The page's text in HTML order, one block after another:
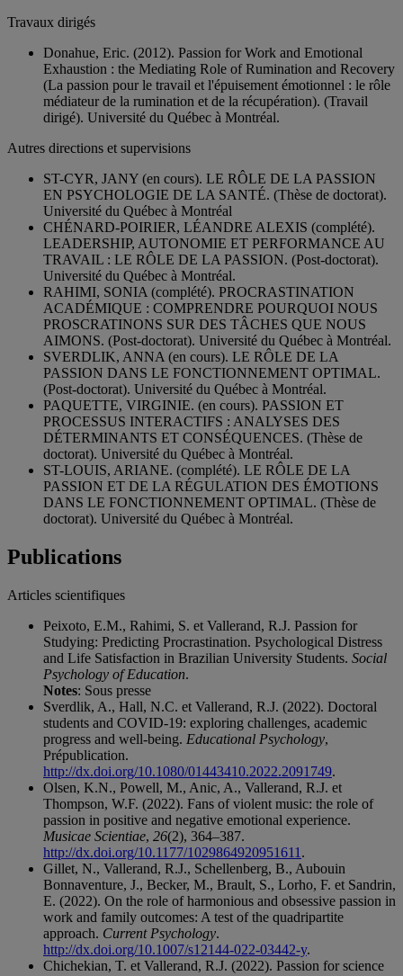
Travaux dirigés
Donahue, Eric. (2012). Passion for Work and Emotional
Exhaustion : the Mediating Role of Rumination and Recovery
(La passion pour le travail et l'épuisement émotionnel : le rôle
médiateur de la rumination et de la récupération). (Travail
dirigé). Université du Québec à Montréal.
Autres directions et supervisions
ST-CYR, JANY (en cours). LE RÔLE DE LA PASSION
EN PSYCHOLOGIE DE LA SANTÉ. (Thèse de doctorat).
Université du Québec à Montréal
CHÉNARD-POIRIER, LÉANDRE ALEXIS (complété).
LEADERSHIP, AUTONOMIE ET PERFORMANCE AU
TRAVAIL : LE RÔLE DE LA PASSION. (Post-doctorat).
Université du Québec à Montréal.
RAHIMI, SONIA (complété). PROCRASTINATION
ACADÉMIQUE : COMPRENDRE POURQUOI NOUS
PROSCRATINONS SUR DES TÂCHES QUE NOUS
AIMONS. (Post-doctorat). Université du Québec à Montréal.
SVERDLIK, ANNA (en cours). LE RÔLE DE LA
PASSION DANS LE FONCTIONNEMENT OPTIMAL.
(Post-doctorat). Université du Québec à Montréal.
PAQUETTE, VIRGINIE. (en cours). PASSION ET
PROCESSUS INTERACTIFS : ANALYSES DES
DÉTERMINANTS ET CONSÉQUENCES. (Thèse de
doctorat). Université du Québec à Montréal.
ST-LOUIS, ARIANE. (complété). LE RÔLE DE LA
PASSION ET DE LA RÉGULATION DES ÉMOTIONS
DANS LE FONCTIONNEMENT OPTIMAL. (Thèse de
doctorat). Université du Québec à Montréal.
Publications
Articles scientifiques
Peixoto, E.M., Rahimi, S. et Vallerand, R.J. Passion for
Studying: Predicting Procrastination. Psychological Distress
and Life Satisfaction in Brazilian University Students. Social
Psychology of Education.
Notes: Sous presse
Sverdlik, A., Hall, N.C. et Vallerand, R.J. (2022). Doctoral
students and COVID-19: exploring challenges, academic
progress and well-being. Educational Psychology,
Prépublication.
http://dx.doi.org/10.1080/01443410.2022.2091749.
Olsen, K.N., Powell, M., Anic, A., Vallerand, R.J. et
Thompson, W.F. (2022). Fans of violent music: the role of
passion in positive and negative emotional experience.
Musicae Scientiae, 26(2), 364–387.
http://dx.doi.org/10.1177/1029864920951611 .
Gillet, N., Vallerand, R.J., Schellenberg, B., Aubouin
Bonnaventure, J., Becker, M., Brault, S., Lorho, F. et Sandrin,
E. (2022). On the role of harmonious and obsessive passion in
work and family outcomes: A test of the quadripartite
approach. Current Psychology.
http://dx.doi.org/10.1007/s12144-022-03442-y.
Chichekian, T. et Vallerand, R.J. (2022). Passion for science